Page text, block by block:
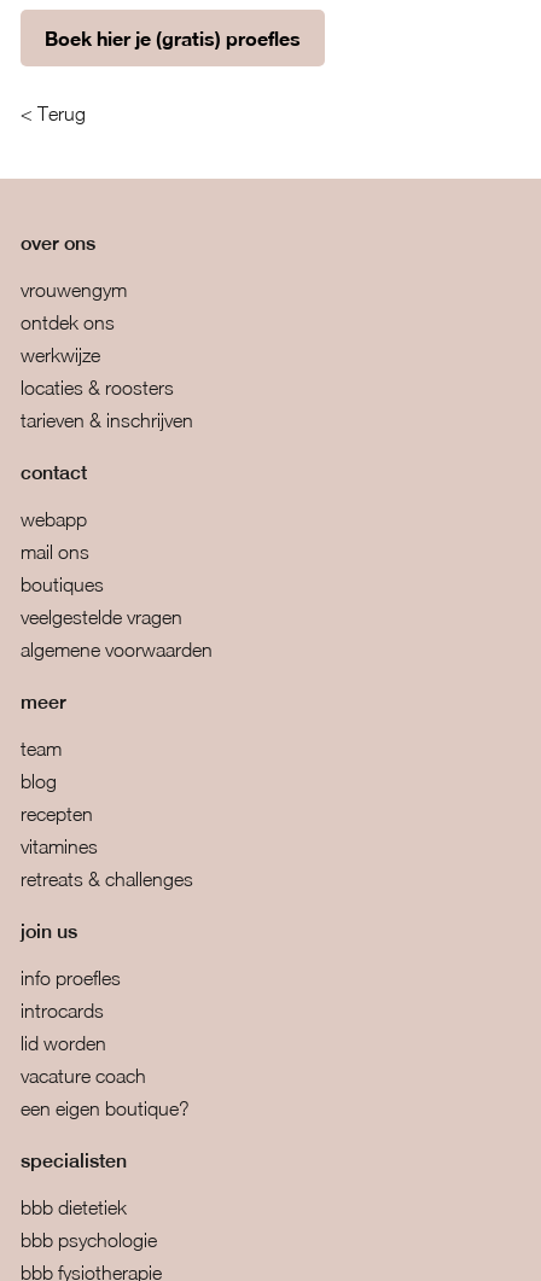
Boek hier je (gratis) proefles
< Terug
over ons
vrouwengym
ontdek ons
werkwijze
locaties & roosters
tarieven & inschrijven
contact
webapp
mail ons
boutiques
veelgestelde vragen
algemene voorwaarden
meer
team
blog
recepten
vitamines
retreats & challenges
join us
info proefles
introcards
lid worden
vacature coach
een eigen boutique?
specialisten
bbb dietetiek
bbb psychologie
bbb fysiotherapie